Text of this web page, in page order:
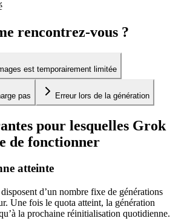
rencontrez-vous ?
est temporairement limitée
pas Erreur lors de la génération
pour lesquelles Grok
de fonctionner
atteinte
d’un nombre fixe de générations
Une fois le quota atteint, la génération
la prochaine réinitialisation quotidienne.